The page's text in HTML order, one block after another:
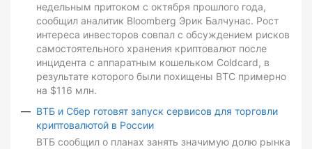
недельным притоком с октября прошлого года,
сообщил аналитик Bloomberg Эрик Балчунас. Рост
интереса инвесторов совпал с обсуждением рисков
самостоятельного хранения криптовалют после
инцидента с аппаратным кошельком Coldcard, в
результате которого были похищены BTC примерно
на $116 млн.
ВТБ и Сбер готовят запуск сервисов для торговли
криптовалютой в России
ВТБ сообщил о планах занять значимую долю рынка